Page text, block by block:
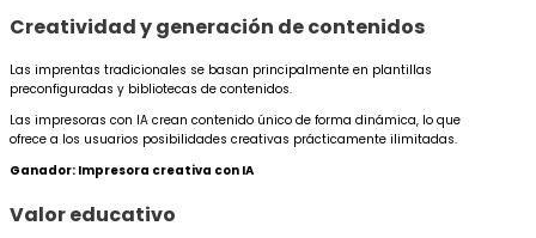
Creatividad y generación de contenidos
Las imprentas tradicionales se basan principalmente en plantillas
preconfiguradas y bibliotecas de contenidos.
Las impresoras con IA crean contenido único de forma dinámica, lo que
ofrece a los usuarios posibilidades creativas prácticamente ilimitadas.
Ganador: Impresora creativa con IA
Valor educativo